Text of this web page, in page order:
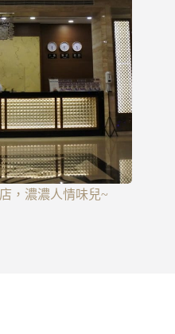
，濃濃人情味兒~